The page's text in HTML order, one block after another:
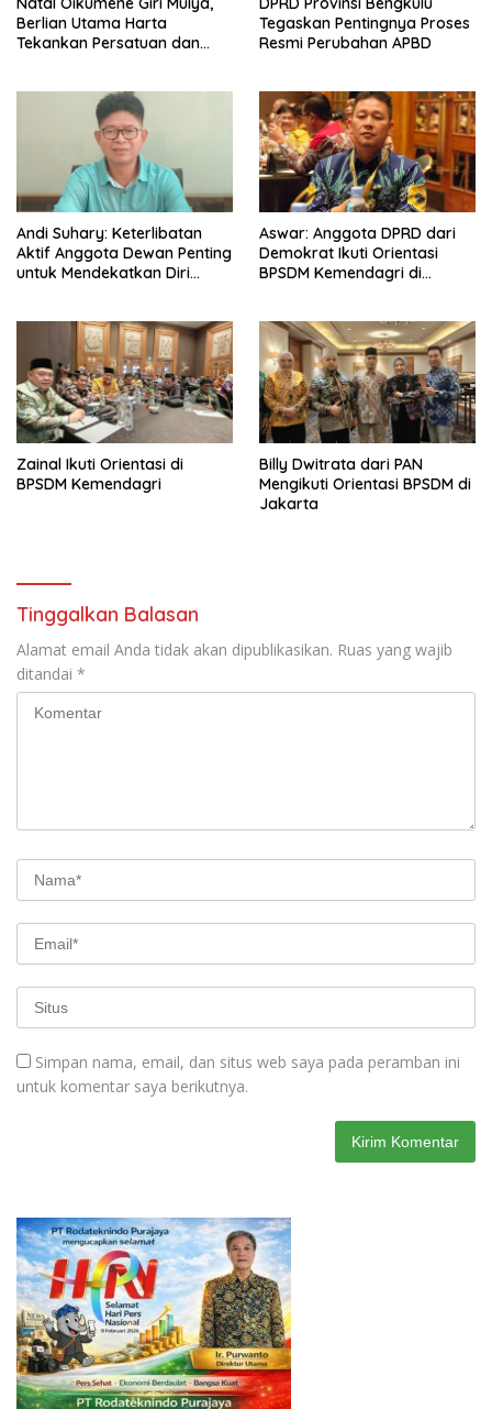
Berlian Utama Harta
Tekankan Persatuan dan
Tegaskan Pentingnya Proses
Resmi Perubahan APBD
Andi Suhary: Keterlibatan
Aktif Anggota Dewan Penting
untuk Mendekatkan Diri
Aswar: Anggota DPRD dari
Demokrat Ikuti Orientasi
BPSDM Kemendagri di
Zainal Ikuti Orientasi di
BPSDM Kemendagri
Billy Dwitrata dari PAN
Mengikuti Orientasi BPSDM di
Jakarta
Tinggalkan Balasan
Alamat email Anda tidak akan dipublikasikan. Ruas yang wajib
ditandai *
Simpan nama, email, dan situs web saya pada peramban ini
untuk komentar saya berikutnya.